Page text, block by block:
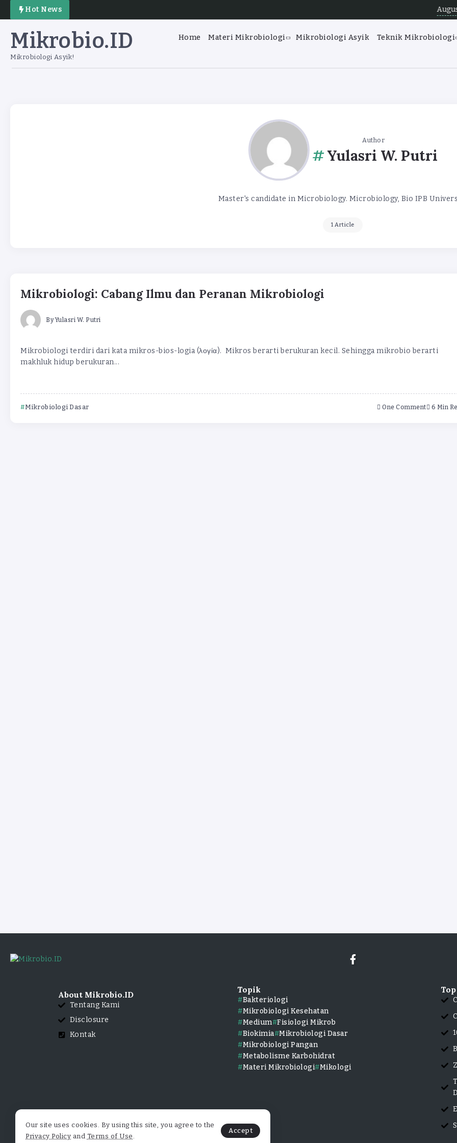
Hot News August 7, 2026
Mikrobio.ID
Mikrobiologi Asyik!
Home Materi Mikrobiologi Mikrobiologi Asyik Teknik Mikrobiologi
Author
Yulasri W. Putri
Master's candidate in Microbiology. Microbiology, Bio IPB
1 Article
Mikrobiologi: Cabang Ilmu dan Peranan Mikrobiologi
ByYulasri W. Putri
Mikrobiologi terdiri dari kata mikros-bios-logia (λογία). Mikros berarti berukuran kecil. Sehingga mikrobio berarti
makhluk hidup berukuran...
Mikrobiologi Dasar One Comment 6 Min
About Mikrobio.ID
Tentang Kami
Disclosure
Kontak
Topik
Bakteriologi
Mikrobiologi Kesehatan
Medium Fisiologi Mikrob
Biokimia Mikrobiologi Dasar
Mikrobiologi Pangan
Metabolisme Karbohidrat
Materi Mikrobiologi Mikologi
Our site uses cookies. By using this site, you agree to the
Privacy Policy and Terms of Use.
Accept